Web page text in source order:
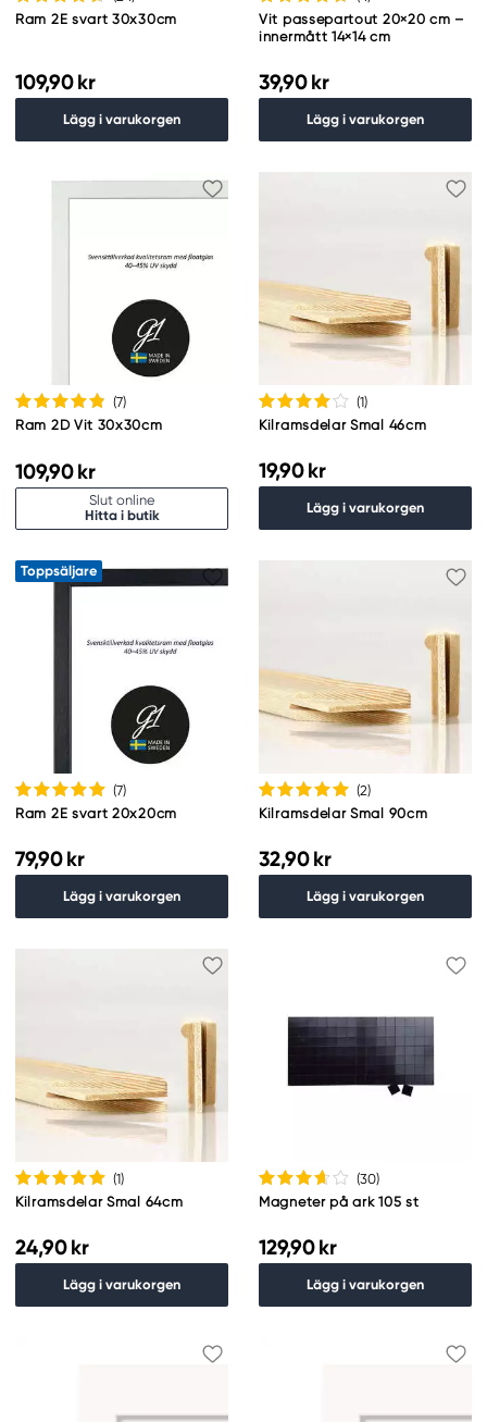
Ram 2E svart 30x30cm
109,90 kr
Lägg i varukorgen
Vit passepartout 20×20 cm –
innermått 14×14 cm
39,90 kr
Lägg i varukorgen
(7)
Ram 2D Vit 30x30cm
109,90 kr
Slut online
Hitta i butik
(1)
Kilramsdelar Smal 46cm
19,90 kr
Lägg i varukorgen
Toppsäljare
(7)
Ram 2E svart 20x20cm
79,90 kr
Lägg i varukorgen
(2)
Kilramsdelar Smal 90cm
32,90 kr
Lägg i varukorgen
(1)
Kilramsdelar Smal 64cm
24,90 kr
Lägg i varukorgen
(30)
Magneter på ark 105 st
129,90 kr
Lägg i varukorgen